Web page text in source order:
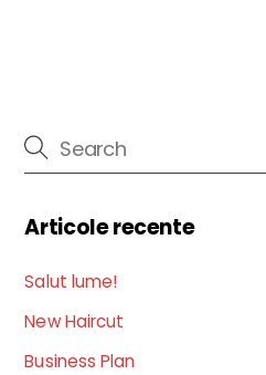
Articole recente
Salut lume!
New Haircut
Business Plan